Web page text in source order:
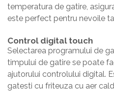
temperatura de gatire,
este perfect pentru nevoile
Control digital touch
Selectarea programului de
timpului de gatire se poate
ajutorului controlului digital.
gatesti cu friteuza cu aer